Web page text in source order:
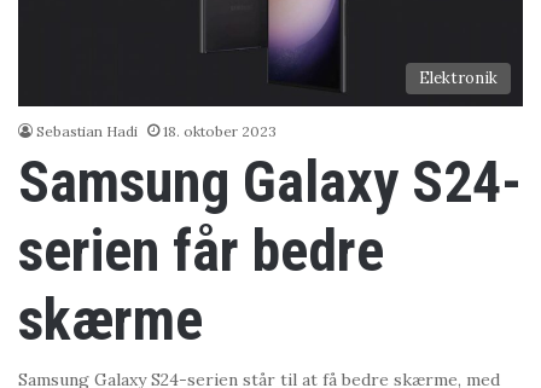
Elektronik
Sebastian Hadi 18. oktober 2023
Samsung Galaxy S24-
serien får bedre
skærme
Samsung Galaxy S24-serien står til at få bedre skærme, med